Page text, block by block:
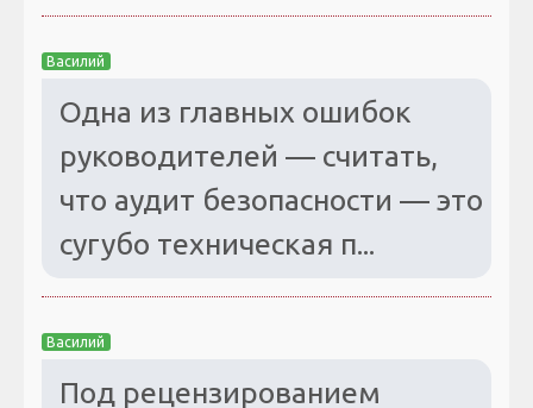
Василий
Одна из главных ошибок
руководителей — считать,
что аудит безопасности — это
сугубо техническая п...
Василий
Под рецензированием